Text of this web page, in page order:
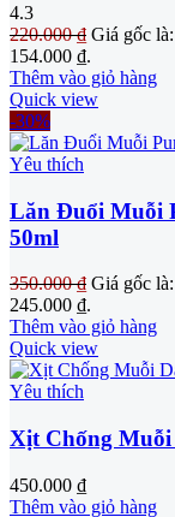
4.3
220.000₫ Giá gốc
154.000 ₫.
Thêm vào giỏ hàng
Quick view
-30%
Yêu thích
Lăn Đuổi Muỗi
50ml
350.000₫ Giá gốc
245.000 ₫.
Thêm vào giỏ hàng
Quick view
Yêu thích
Xịt Chống Muỗi
450.000 ₫
Thêm vào giỏ hàng